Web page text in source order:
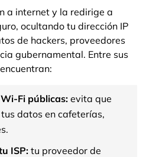
a internet y la redirige a
ocultando tu dirección IP
de hackers, proveedores
gubernamental. Entre sus
Fi públicas: evita que
datos en cafeterías,
ISP: tu proveedor de